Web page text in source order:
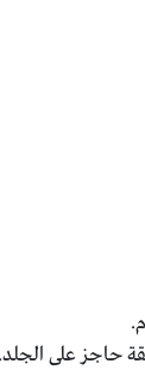
حاجز على الجلد.